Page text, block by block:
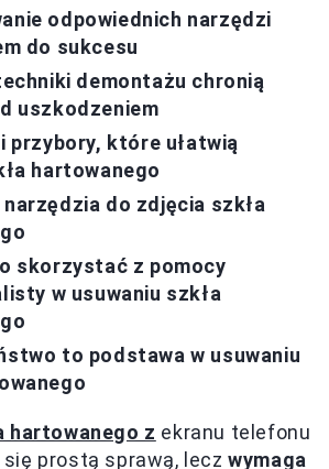
odpowiednich narzędzi
do sukcesu
demontażu chronią
uszkodzeniem
przybory, które ułatwią
hartowanego
narzędzia do zdjęcia szkła
skorzystać z pomocy
w usuwaniu szkła
to podstawa w usuwaniu
hartowanego z ekranu telefonu
się prostą sprawą, leczwymaga